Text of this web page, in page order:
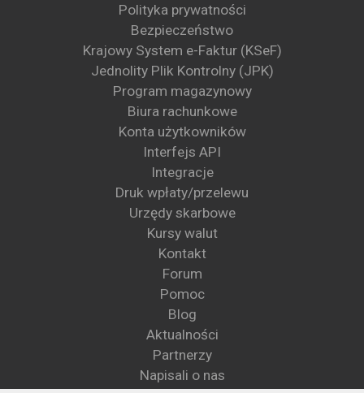
Polityka prywatności
Bezpieczeństwo
Krajowy System e-Faktur (KSeF)
Jednolity Plik Kontrolny (JPK)
Program magazynowy
Biura rachunkowe
Konta użytkowników
Interfejs API
Integracje
Druk wpłaty/przelewu
Urzędy skarbowe
Kursy walut
Kontakt
Forum
Pomoc
Blog
Aktualności
Partnerzy
Napisali o nas